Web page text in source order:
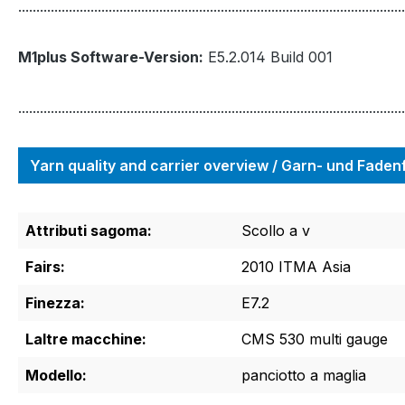
M1plus Software-Version: E5.2.014 Build 001
Yarn quality and carrier overview / Garn- und
Attributi sagoma:
Scollo a v
Fairs:
2010 ITMA Asia
Finezza:
E7.2
Laltre macchine:
CMS 530 multi gauge
Modello:
panciotto a maglia